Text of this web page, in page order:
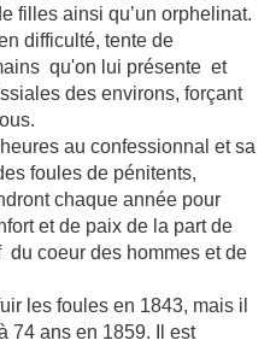
filles ainsi qu’un orphelinat.
difficulté, tente de
qu'on lui présente et
des environs, forçant
au confessionnal et sa
foules de pénitents,
chaque année pour
et de paix de la part de
du coeur des hommes et de
les foules en 1843, mais il
74 ans en 1859. Il est